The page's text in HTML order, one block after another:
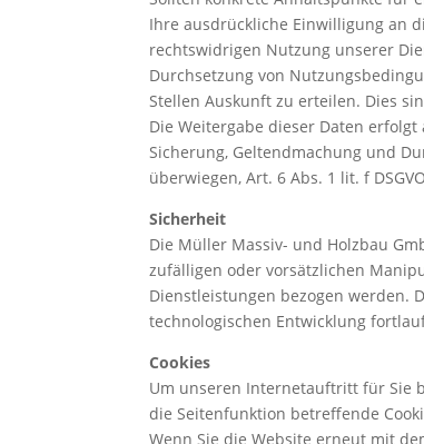
Ihre ausdrückliche Einwilligung an
rechtswidrigen Nutzung unserer
Durchsetzung von
Stellen Auskunft zu erteilen. Dies
Die Weitergabe dieser Daten
Sicherung, Geltendmachung und
überwiegen, Art. 6 Abs. 1 lit. f
Sicherheit
Die Müller Massiv- und Holzbau
zufälligen oder vorsätzlichen
Dienstleistungen bezogen werden.
technologischen Entwicklung
Cookies
Um unseren Internetauftritt für Sie
die Seitenfunktion betreffende
Wenn Sie die Website erneut mit